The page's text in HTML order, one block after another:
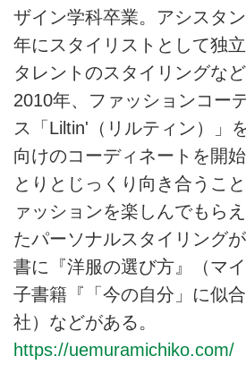
ザイン学科卒業。アシスタ
年にスタイリストとして独立
タレントのスタイリングな
2010年、ファッションコー
ス「Liltin'（リルティン）」
向けのコーディネートを開
とりとじっくり向き合うこ
ァッションを楽しんでもら
たパーソナルスタイリング
書に『洋服の選び方』（マ
子書籍『「今の自分」に似
社）などがある。
https://uemuramichiko.com/